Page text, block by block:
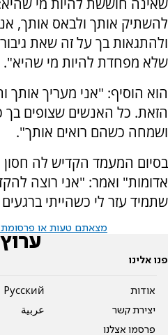
להשתיק אותך ולבאס אותך,
ולהתגאות בך על זה שאת
שלא מפחדת להיות מי שהיא".
הוא הוסיף: "אני מעריך
הזאת. כל האנשים שצופים בך
ושמחה כשהם רואים אותך".
בסיום המעמד הקדיש לה
אדומות" ואמר: "אני רוצה
שתמיד עזר לי כשהייתי
מצאתם טעות או פרסומת
פנו אלינו
אודות
יצירת קשר
פרסמו אצלנו
Pусский
عربية